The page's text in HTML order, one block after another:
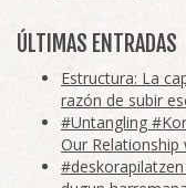
ÚLTIMAS ENTRADAS
Estructura: La
razón de subir
#Untangling
Our